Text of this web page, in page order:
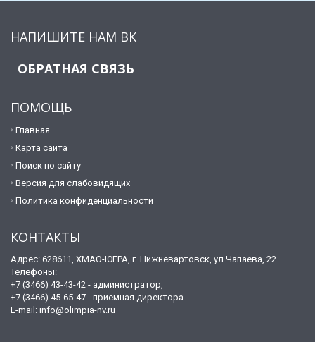
НАПИШИТЕ НАМ ВК
ОБРАТНАЯ СВЯЗЬ
ПОМОЩЬ
Главная
Карта сайта
Поиск по сайту
Версия для слабовидящих
Политика конфиденциальности
КОНТАКТЫ
Адрес: 628611, ХМАО-ЮГРА, г. Нижневартовск, ул.Чапаева, 22
Телефоны:
+7 (3466) 43-43-42 - администратор,
+7 (3466) 45-65-47 - приемная директора
E-mail: info@olimpia-nv.ru